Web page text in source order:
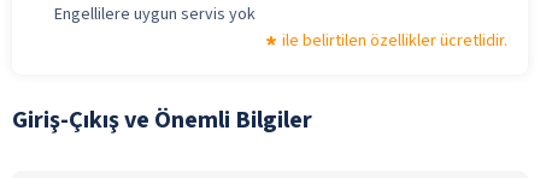
Engellilere uygun servis yok
ile belirtilen özellikler ücretlidir.
Giriş-Çıkış ve Önemli Bilgiler